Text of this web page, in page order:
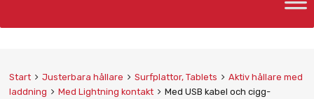
Start Justerbara hållare Surfplattor, Tablets
Aktiv hållare med
laddning
Med Lightning kontakt
Med USB kabel och cigg-